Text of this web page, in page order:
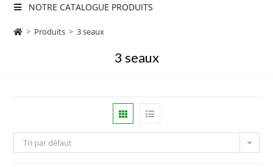
NOTRE CATALOGUE PRODUITS
> Produits > 3 seaux
3 seaux
Tri par défaut